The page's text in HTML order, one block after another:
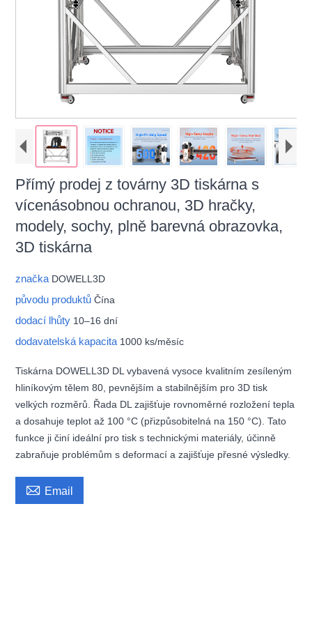
Přímý prodej z továrny 3D tiskárna s
vícenásobnou ochranou, 3D hračky,
modely, sochy, plně barevná obrazovka,
3D tiskárna
značka DOWELL3D
původu produktůČína
dodací lhůty 10–16 dní
dodavatelská kapacita 1000 ks/měsíc
Tiskárna DOWELL3D DL vybavená vysoce kvalitním zesíleným
hliníkovým tělem 80, pevnějším a stabilnějším pro 3D tisk
velkých rozměrů. Řada DL zajišťuje rovnoměrné rozložení tepla
a dosahuje teplot až 100 °C (přizpůsobitelná na 150 °C). Tato
funkce ji činí ideální pro tisk s technickými materiály, účinně
zabraňuje problémům s deformací a zajišťuje přesné výsledky.
 Email